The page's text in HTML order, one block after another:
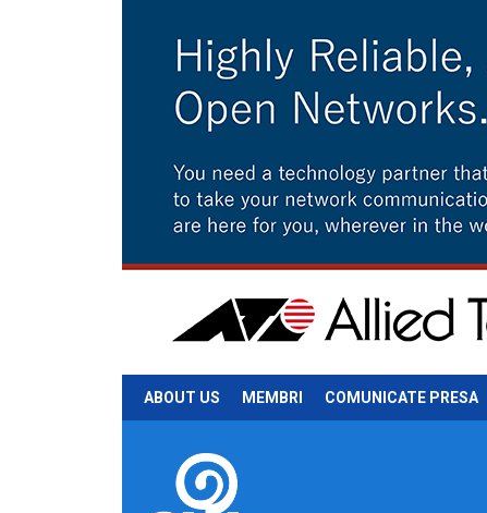
ABOUT US MEMBRI COMUNICATE PRESA